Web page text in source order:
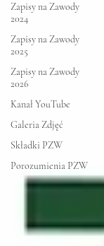
Zapisy na Zawody
2024
Zapisy na Zawody
2025
Zapisy na Zawody
2026
Kanał YouTube
Galeria Zdjęć
Składki PZW
Porozumienia PZW